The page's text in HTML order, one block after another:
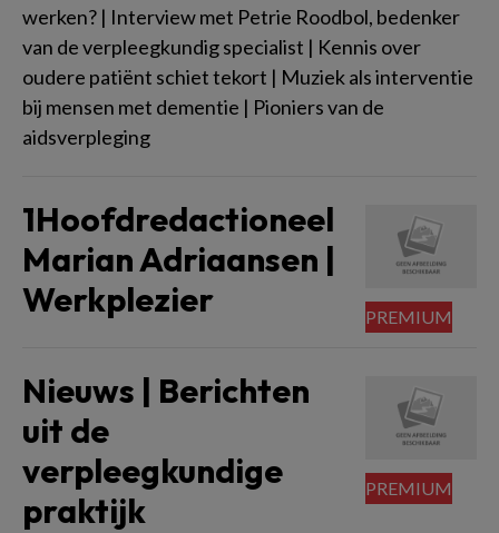
werken? | Interview met Petrie Roodbol, bedenker
van de verpleegkundig specialist | Kennis over
oudere patiënt schiet tekort | Muziek als interventie
bij mensen met dementie | Pioniers van de
aidsverpleging
1Hoofdredactioneel
Marian Adriaansen |
Werkplezier
Nieuws | Berichten
uit de
verpleegkundige
praktijk